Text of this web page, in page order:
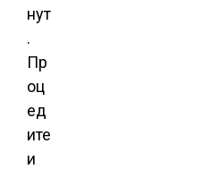
нут
.
Пр
оц
ед
ите
и